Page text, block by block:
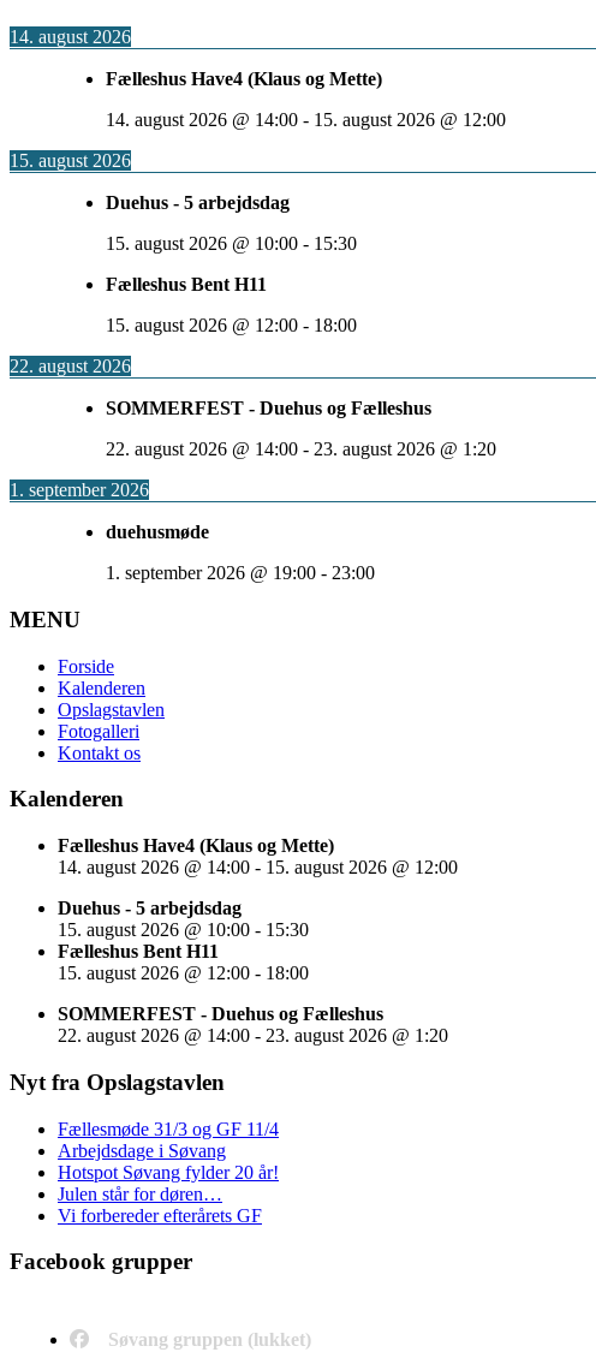
14. august 2026
Fælleshus Have4 (Klaus og Mette)
14. august 2026 @ 14:00 - 15. august 2026 @ 12:00
15. august 2026
Duehus - 5 arbejdsdag
15. august 2026 @ 10:00 - 15:30
Fælleshus Bent H11
15. august 2026 @ 12:00 - 18:00
22. august 2026
SOMMERFEST - Duehus og Fælleshus
22. august 2026 @ 14:00 - 23. august 2026 @ 1:20
1. september 2026
duehusmøde
1. september 2026 @ 19:00 - 23:00
MENU
Forside
Kalenderen
Opslagstavlen
Fotogalleri
Kontakt os
Kalenderen
Fælleshus Have4 (Klaus og Mette)
14. august 2026 @ 14:00 - 15. august 2026 @ 12:00
Duehus - 5 arbejdsdag
15. august 2026 @ 10:00 - 15:30
Fælleshus Bent H11
15. august 2026 @ 12:00 - 18:00
SOMMERFEST - Duehus og Fælleshus
22. august 2026 @ 14:00 - 23. august 2026 @ 1:20
Nyt fra Opslagstavlen
Fællesmøde 31/3 og GF 11/4
Arbejdsdage i Søvang
Hotspot Søvang fylder 20 år!
Julen står for døren…
Vi forbereder efterårets GF
Facebook grupper
Søvang gruppen (lukket)